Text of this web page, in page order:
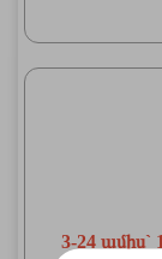
3-24 ամիս`